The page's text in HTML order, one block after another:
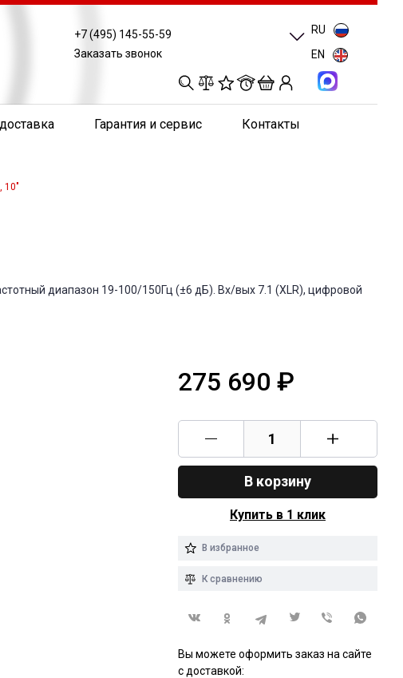
+7 (495) 145-55-59
Заказать звонок
0
RU
EN
Гарантия и сервис Контакты
10"
диапазон 19-100/150Гц (±6 дБ). Вх/вых 7.1 (XLR), цифровой
275 690 ₽
В корзину
Купить в 1 клик
В избранное
К сравнению
Вы можете оформить заказ на сайте
с доставкой: